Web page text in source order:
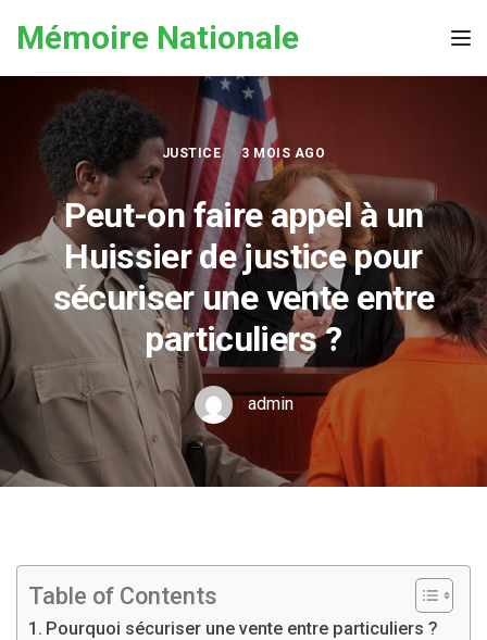
Mémoire Nationale
JUSTICE 3 MOIS AGO
Peut-on faire appel à un
Huissier de justice pour
sécuriser une vente entre
particuliers ?
admin
Table of Contents
Pourquoi sécuriser une vente entre particuliers ?